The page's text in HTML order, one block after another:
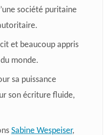
société puritaine
et beaucoup appris
monde.
sa puissance
son écriture fluide,
Sabine Wespeiser,